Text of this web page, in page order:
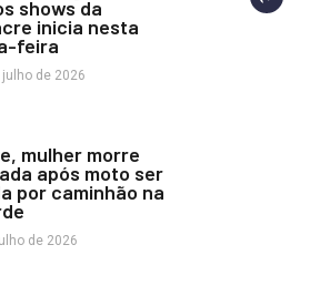
shows da
inicia nesta
feira
julho de 2026
mulher morre
após moto ser
por caminhão na
de 2026